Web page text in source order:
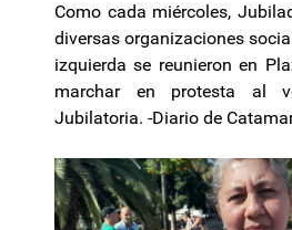
Como cada miércoles,
diversas organizaciones
izquierda se reunieron en
marchar en protesta al
Jubilatoria. -Diario de